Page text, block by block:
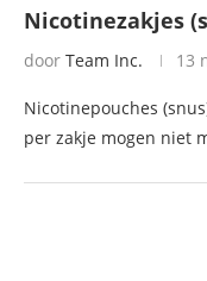
Nicotinezakjes
door Team Inc. 13
Nicotinepouches
per zakje mogen niet